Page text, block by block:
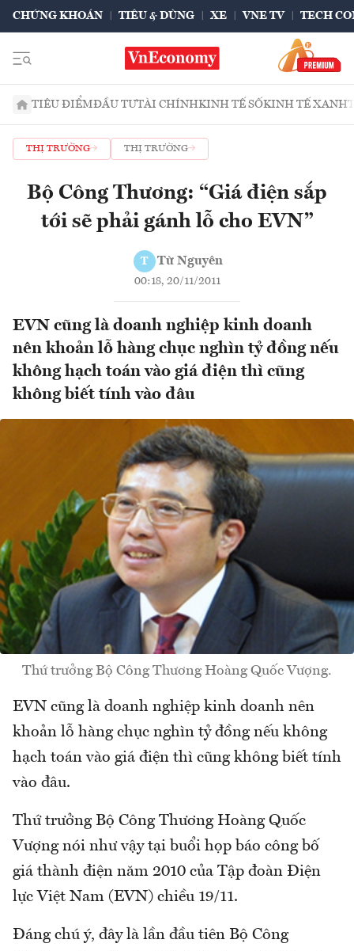
CHỨNG KHOÁN TIÊU & DÙNG XE VNE TV TECH
TIÊU ĐIỂMĐẦU TƯTÀI CHÍNHKINH TẾ SỐKINH TẾ XANH
THỊ TRƯỜNG THỊ TRƯỜNG
Bộ Công Thương: “Giá điện sắp
tới sẽ phải gánh lỗ cho EVN”
T Từ Nguyên
00:18, 20/11/2011
EVN cũng là doanh nghiệp kinh doanh
nên khoản lỗ hàng chục nghìn tỷ đồng nếu
không hạch toán vào giá điện thì cũng
không biết tính vào đâu
Thứ trưởng Bộ Công Thương Hoàng Quốc Vượng.
EVN cũng là doanh nghiệp kinh doanh nên
khoản lỗ hàng chục nghìn tỷ đồng nếu không
hạch toán vào giá điện thì cũng không biết tính
vào đâu.
Thứ trưởng Bộ Công Thương Hoàng Quốc
Vượng nói như vậy tại buổi họp báo công bố
giá thành điện năm 2010 của Tập đoàn Điện
lực Việt Nam (EVN) chiều 19/11.
Đáng chú ý, đây là lần đầu tiên Bộ Công